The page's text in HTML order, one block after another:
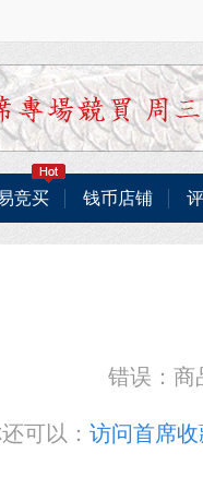
竞买 钱币店铺
错误：商
可以： 访问首席